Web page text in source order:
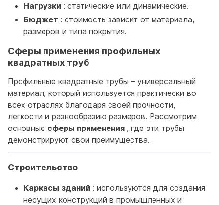
Нагрузки : статические или динамические.
Бюджет : стоимость зависит от материала,
размеров и типа покрытия.
Сферы применения профильных
квадратных труб
Профильные квадратные трубы – универсальный
материал, который используется практически во
всех отраслях благодаря своей прочности,
легкости и разнообразию размеров. Рассмотрим
основные сферы применения , где эти трубы
демонстрируют свои преимущества.
Строительство
Каркасы зданий : используются для создания
несущих конструкций в промышленных и